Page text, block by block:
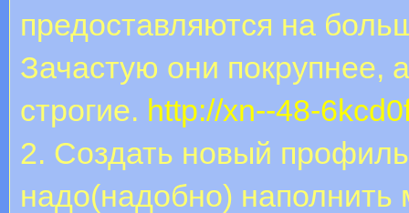
предоставляются на
Зачастую они покрупнее,
строгие. http://xn--48-
2. Создать новый
надо(надобно) наполнить